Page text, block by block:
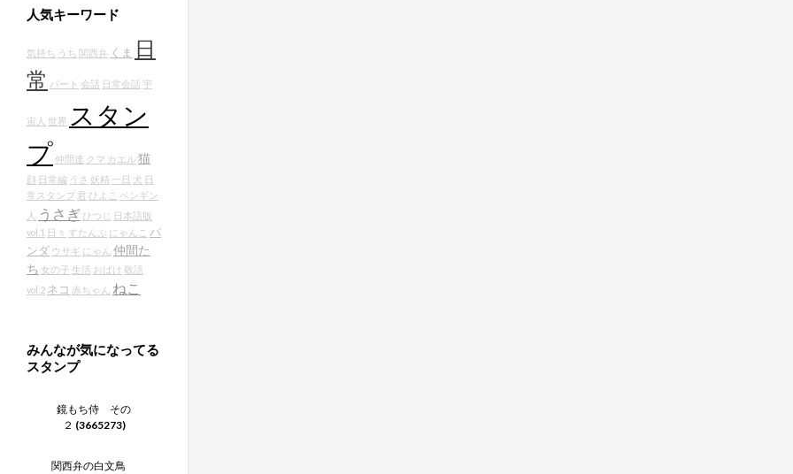
人気キーワード
気持ち うち 関西弁 くま 日
常 パート 会話 日常会話 宇
宙人 世界 スタン
プ 仲間達 クマ カエル猫
顔 日常編 うさ 妖精 一日 犬 日
常スタンプ 君 ひよこ ペンギン
人
うさぎ ひつじ 日本語版
vol.1 日々 すたんぷ にゃんこ パ
ンダ ウサギ にゃん 仲間た
ち 女の子 生活 おばけ 敬語
vol.2 ネコ 赤ちゃん ねこ
みんなが気になってる
スタンプ
鏡もち侍 その
２ (3665273)
関西弁の白文鳥